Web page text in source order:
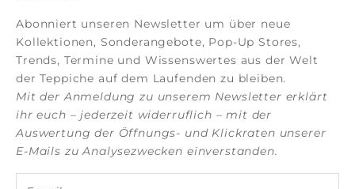
Abonniert unseren Newsletter um über neue
Kollektionen, Sonderangebote, Pop-Up Stores,
Trends, Termine und Wissenswertes aus der Welt
der Teppiche auf dem Laufenden zu bleiben.
Mit der Anmeldung zu unserem Newsletter erklärt
ihr euch – jederzeit widerruflich – mit der
Auswertung der Öffnungs- und Klickraten unserer
E-Mails zu Analysezwecken einverstanden.